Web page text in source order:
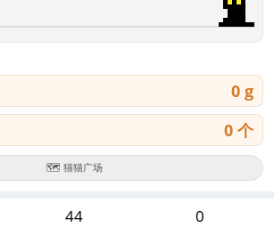
0 g
0 个
🗺️ 猫猫广场
44 0